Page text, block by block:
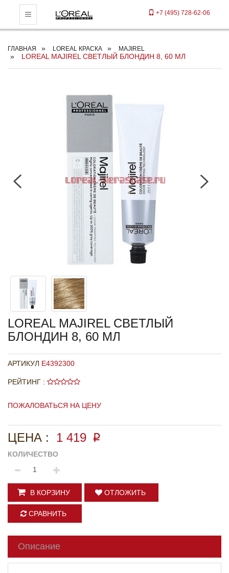
Toggle Navigation +7 (495) 728-62-06
ГЛАВНАЯ LOREAL КРАСКА MAJIREL
LOREAL MAJIREL СВЕТЛЫЙ БЛОНДИН 8, 60 МЛ
LOREAL MAJIREL СВЕТЛЫЙ
БЛОНДИН 8, 60 МЛ
АРТИКУЛ E4392300
РЕЙТИНГ :
ПОЖАЛОВАТЬСЯ НА ЦЕНУ
ЦЕНА : 1 419 p
КОЛИЧЕСТВО
В КОРЗИНУ ОТЛОЖИТЬ
СРАВНИТЬ
Описание